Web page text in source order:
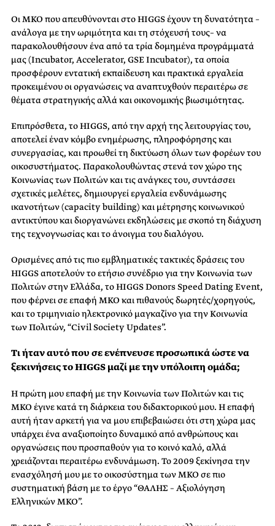
Οι ΜΚΟ που απευθύνονται στο HIGGS έχουν τη δυνατότητα –
ανάλογα με την ωριμότητα και τη στόχευσή τους– να
παρακολουθήσουν ένα από τα τρία δομημένα προγράμματά
μας (Incubator, Accelerator, GSE Incubator), τα οποία
προσφέρουν εντατική εκπαίδευση και πρακτικά εργαλεία
προκειμένου οι οργανώσεις να αναπτυχθούν περαιτέρω σε
θέματα στρατηγικής αλλά και οικονομικής βιωσιμότητας.
Επιπρόσθετα, το HIGGS, από την αρχή της λειτουργίας του,
αποτελεί έναν κόμβο ενημέρωσης, πληροφόρησης και
συνεργασίας, και προωθεί τη δικτύωση όλων των φορέων του
οικοσυστήματος. Παρακολουθώντας στενά τον χώρο της
Κοινωνίας των Πολιτών και τις ανάγκες του, συντάσσει
σχετικές μελέτες, δημιουργεί εργαλεία ενδυνάμωσης
ικανοτήτων (capacity building) και μέτρησης κοινωνικού
αντικτύπου και διοργανώνει εκδηλώσεις με σκοπό τη διάχυση
της τεχνογνωσίας και το άνοιγμα του διαλόγου.
Ορισμένες από τις πιο εμβληματικές τακτικές δράσεις του
HIGGS αποτελούν το ετήσιο συνέδριο για την Κοινωνία των
Πολιτών στην Ελλάδα, το HIGGS Donors Speed Dating Event,
που φέρνει σε επαφή ΜΚΟ και πιθανούς δωρητές/χορηγούς,
και το τριμηνιαίο ηλεκτρονικό μαγκαζίνο για την Κοινωνία
των Πολιτών, “Civil Society Updates”.
Τι ήταν αυτό που σε ενέπνευσε προσωπικά ώστε να
ξεκινήσεις το HIGGS μαζί με την υπόλοιπη ομάδα;
Η πρώτη μου επαφή με την Κοινωνία των Πολιτών και τις
ΜΚΟ έγινε κατά τη διάρκεια του διδακτορικού μου. Η επαφή
αυτή ήταν αρκετή για να μου επιβεβαιώσει ότι στη χώρα μας
υπάρχει ένα αναξιοποίητο δυναμικό από ανθρώπους και
οργανώσεις που προσπαθούν για το κοινό καλό, αλλά
χρειάζονται περαιτέρω ενδυνάμωση. Το 2009 ξεκίνησα την
ενασχόλησή μου με το οικοσύστημα των ΜΚΟ σε πιο
συστηματική βάση με το έργο “ΘΑΛΗΣ – Αξιολόγηση
Ελληνικών ΜΚΟ”.